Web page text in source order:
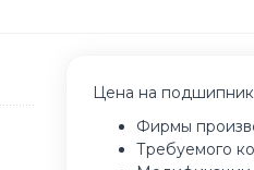
Цена на подшипник
Фирмы
Требуемого